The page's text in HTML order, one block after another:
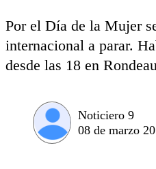
Por el Día de la Mujer
internacional a parar.
desde las 18 en
Noticiero 9
08 de marzo